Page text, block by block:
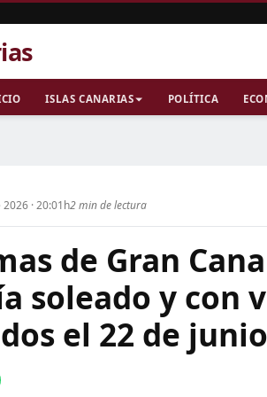
ISLAS CANARIAS POLÍTICA
· 20:01h2 min de lectura
de Gran
soleado y con
el 22 de